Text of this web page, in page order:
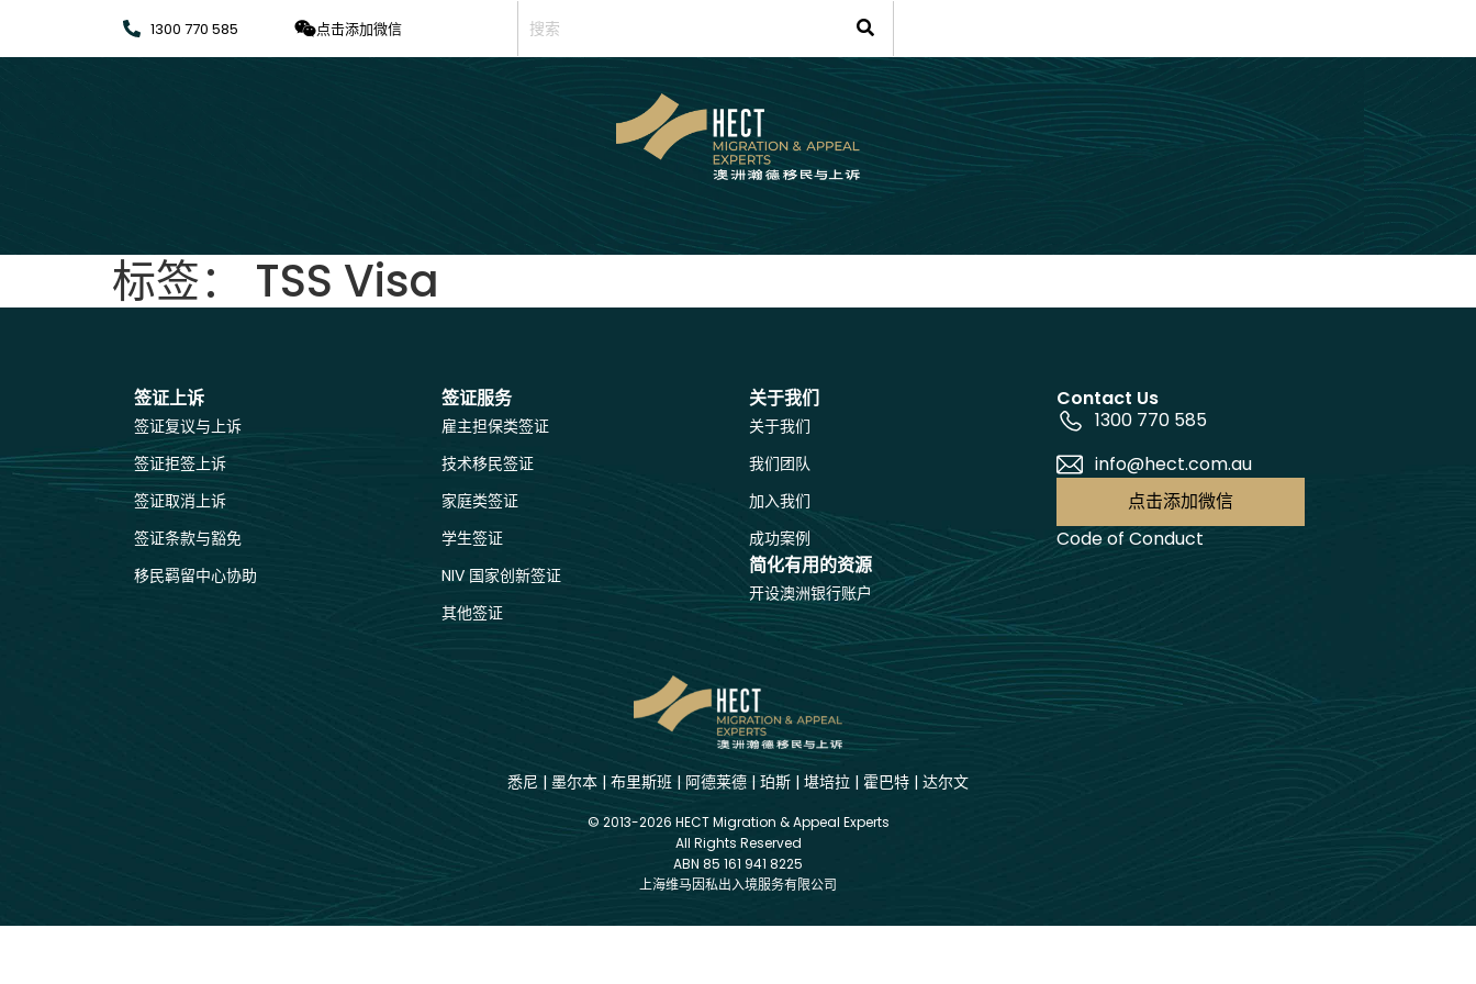
1300 770 585 点击添加微信
标签： TSS Visa
签证上诉
签证复议与上诉
签证拒签上诉
签证取消上诉
签证条款与豁免
移民羁留中心协助
签证服务
雇主担保类签证
技术移民签证
家庭类签证
学生签证
NIV 国家创新签证
其他签证
关于我们
关于我们
我们团队
加入我们
成功案例
简化有用的资源
开设澳洲银行账户
Contact Us
1300 770 585
info@hect.com.au
点击添加微信
Code of Conduct
悉尼 | 墨尔本 | 布里斯班 | 阿德莱德 | 珀斯 | 堪培拉 | 霍巴特 | 达尔文
© 2013-2026 HECT Migration & Appeal Experts
All Rights Reserved
ABN 85 161 941 8225
上海维马因私出入境服务有限公司